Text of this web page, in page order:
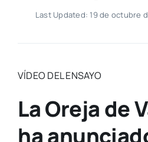
Last Updated: 19 de octubre
VÍDEO DEL ENSAYO
La Oreja de
ha